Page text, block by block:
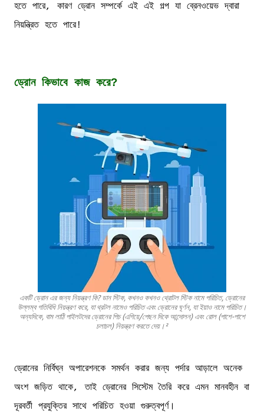
হতে পারে, কারণ ড্রোন সম্পর্কে এই এই গল্প যা ব্রেনওয়েভ দ্বারা
নিয়ন্ত্রিত হতে পারে!
ড্রোন কিভাবে কাজ করে?
একটি ড্রোন এর জন্য নিয়ন্ত্রণ কি? ডান স্টিক, কখনও কখনও থ্রোটল স্টিক নামে পরিচিত, ড্রোনের
উল্লম্ব গতিবিধি নিয়ন্ত্রণ করে, যা থ্রটল নামেও পরিচিত এবং ড্রোনের ঘূর্ণন, যা ইয়াও নামে পরিচিত।
অন্যদিকে, বাম লাঠি পাইলটদের ড্রোনের পিচ (এগিয়ে/পেছন দিকে আন্দোলন) এবং রোল (পাশে-পাশে
চলাচল) নিয়ন্ত্রণ করতে দেয়।²
ড্রোনের নির্বিঘ্ন অপারেশনকে সমর্থন করার জন্য পর্দার আড়ালে অনেক
অংশ জড়িত থাকে, তাই ড্রোনের সিস্টেম তৈরি করে এমন মানবহীন বা
দূরবর্তী প্রযুক্তির সাথে পরিচিত হওয়া গুরুত্বপূর্ণ।